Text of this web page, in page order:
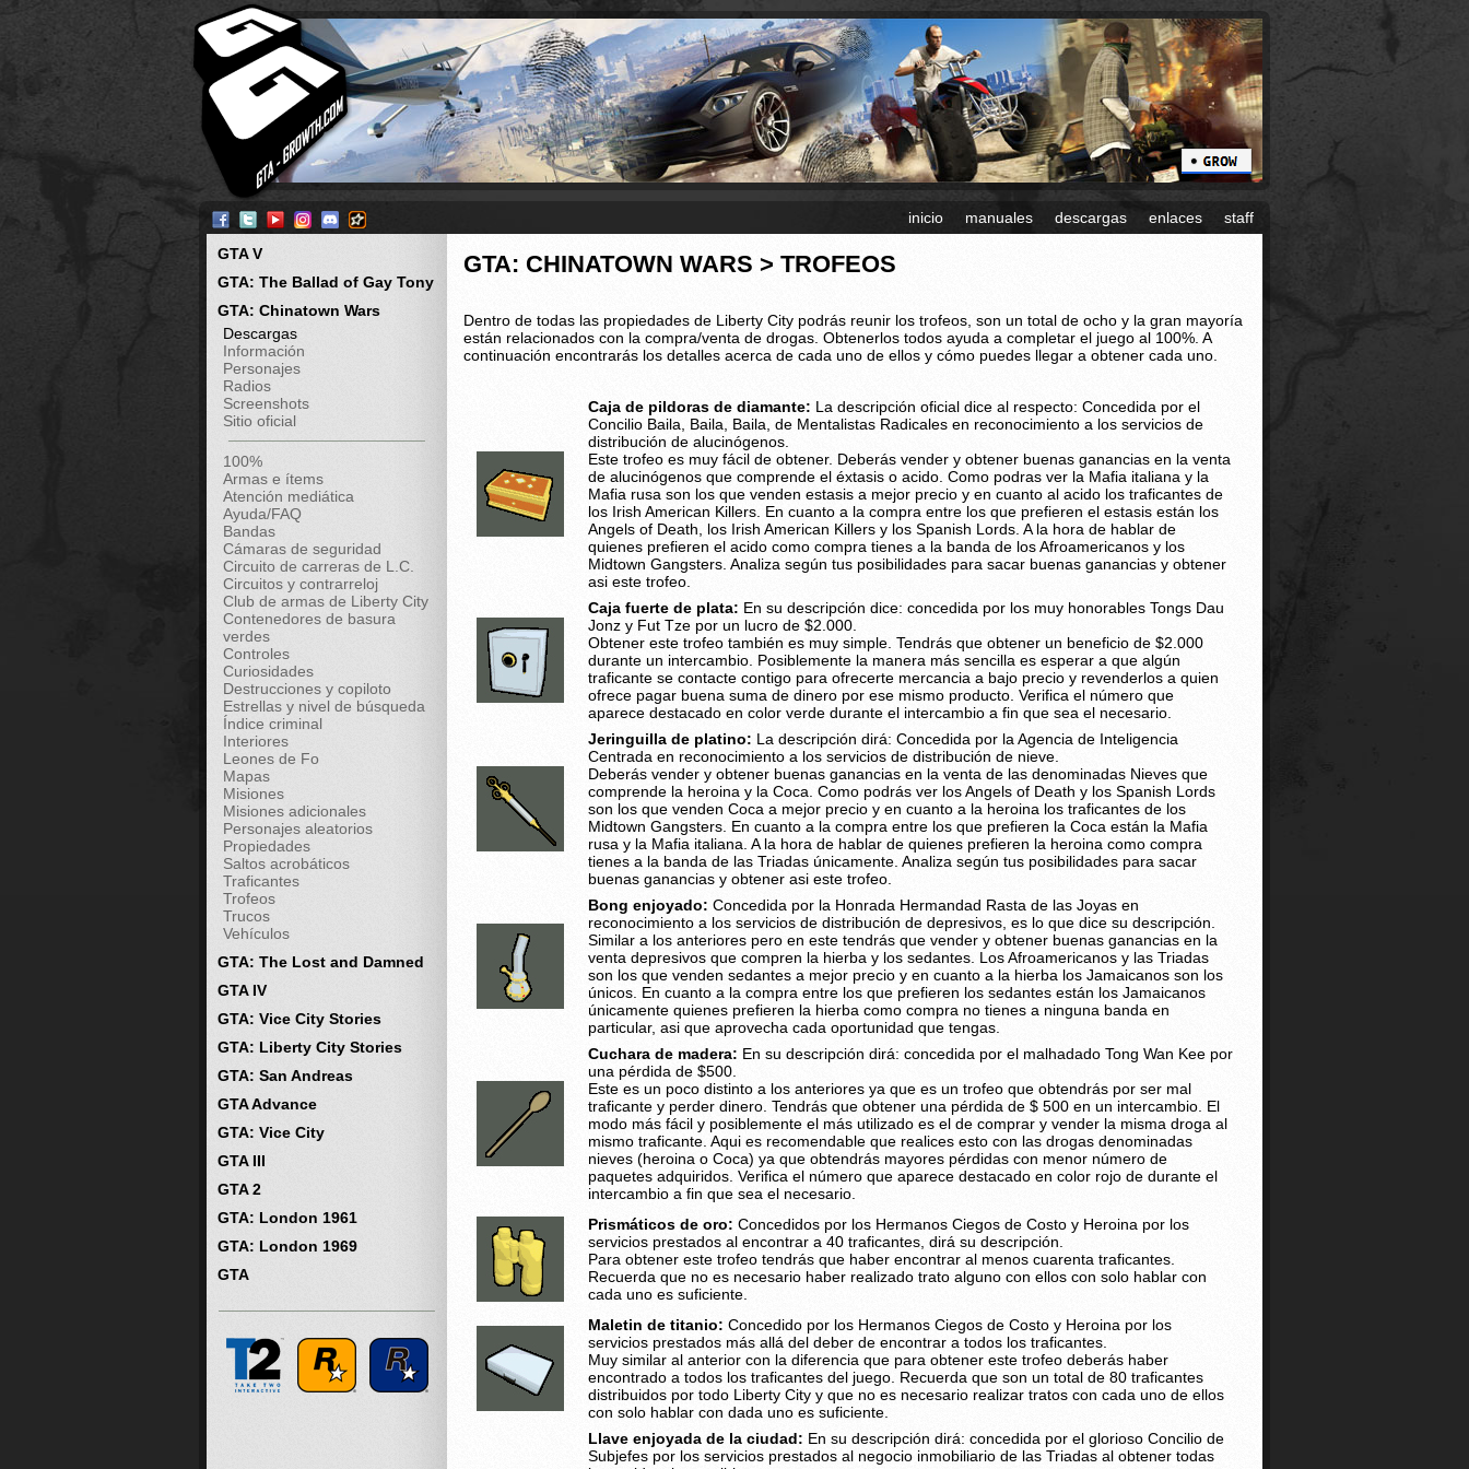
inicio manuales descargas enlaces staff
GTA V
GTA: The Ballad of Gay Tony
GTA: Chinatown Wars
Descargas
Información
Personajes
Radios
Screenshots
Sitio oficial
100%
Armas e ítems
Atención mediática
Ayuda/FAQ
Bandas
Cámaras de seguridad
Circuito de carreras de L.C.
Circuitos y contrarreloj
Club de armas de Liberty City
Contenedores de basura
verdes
Controles
Curiosidades
Destrucciones y copiloto
Estrellas y nivel de búsqueda
Índice criminal
Interiores
Leones de Fo
Mapas
Misiones
Misiones adicionales
Personajes aleatorios
Propiedades
Saltos acrobáticos
Traficantes
Trofeos
Trucos
Vehículos
GTA: The Lost and Damned
GTA IV
GTA: Vice City Stories
GTA: Liberty City Stories
GTA: San Andreas
GTA Advance
GTA: Vice City
GTA III
GTA 2
GTA: London 1961
GTA: London 1969
GTA
GTA: CHINATOWN WARS > TROFEOS
Dentro de todas las propiedades de Liberty City podrás reunir los trofeos, son un total de ocho y la gran mayoría
están relacionados con la compra/venta de drogas. Obtenerlos todos ayuda a completar el juego al 100%. A
continuación encontrarás los detalles acerca de cada uno de ellos y cómo puedes llegar a obtener cada uno.
Caja de pildoras de diamante: La descripción oficial dice al respecto: Concedida por el
Concilio Baila, Baila, Baila, de Mentalistas Radicales en reconocimiento a los servicios de
distribución de alucinógenos.
Este trofeo es muy fácil de obtener. Deberás vender y obtener buenas ganancias en la venta
de alucinógenos que comprende el éxtasis o acido. Como podras ver la Mafia italiana y la
Mafia rusa son los que venden estasis a mejor precio y en cuanto al acido los traficantes de
los Irish American Killers. En cuanto a la compra entre los que prefieren el estasis están los
Angels of Death, los Irish American Killers y los Spanish Lords. A la hora de hablar de
quienes prefieren el acido como compra tienes a la banda de los Afroamericanos y los
Midtown Gangsters. Analiza según tus posibilidades para sacar buenas ganancias y obtener
asi este trofeo.
Caja fuerte de plata: En su descripción dice: concedida por los muy honorables Tongs Dau
Jonz y Fut Tze por un lucro de $2.000.
Obtener este trofeo también es muy simple. Tendrás que obtener un beneficio de $2.000
durante un intercambio. Posiblemente la manera más sencilla es esperar a que algún
traficante se contacte contigo para ofrecerte mercancia a bajo precio y revenderlos a quien
ofrece pagar buena suma de dinero por ese mismo producto. Verifica el número que
aparece destacado en color verde durante el intercambio a fin que sea el necesario.
Jeringuilla de platino: La descripción dirá: Concedida por la Agencia de Inteligencia
Centrada en reconocimiento a los servicios de distribución de nieve.
Deberás vender y obtener buenas ganancias en la venta de las denominadas Nieves que
comprende la heroina y la Coca. Como podrás ver los Angels of Death y los Spanish Lords
son los que venden Coca a mejor precio y en cuanto a la heroina los traficantes de los
Midtown Gangsters. En cuanto a la compra entre los que prefieren la Coca están la Mafia
rusa y la Mafia italiana. A la hora de hablar de quienes prefieren la heroina como compra
tienes a la banda de las Triadas únicamente. Analiza según tus posibilidades para sacar
buenas ganancias y obtener asi este trofeo.
Bong enjoyado: Concedida por la Honrada Hermandad Rasta de las Joyas en
reconocimiento a los servicios de distribución de depresivos, es lo que dice su descripción.
Similar a los anteriores pero en este tendrás que vender y obtener buenas ganancias en la
venta depresivos que compren la hierba y los sedantes. Los Afroamericanos y las Triadas
son los que venden sedantes a mejor precio y en cuanto a la hierba los Jamaicanos son los
únicos. En cuanto a la compra entre los que prefieren los sedantes están los Jamaicanos
únicamente quienes prefieren la hierba como compra no tienes a ninguna banda en
particular, asi que aprovecha cada oportunidad que tengas.
Cuchara de madera: En su descripción dirá: concedida por el malhadado Tong Wan Kee por
una pérdida de $500.
Este es un poco distinto a los anteriores ya que es un trofeo que obtendrás por ser mal
traficante y perder dinero. Tendrás que obtener una pérdida de $ 500 en un intercambio. El
modo más fácil y posiblemente el más utilizado es el de comprar y vender la misma droga al
mismo traficante. Aqui es recomendable que realices esto con las drogas denominadas
nieves (heroina o Coca) ya que obtendrás mayores pérdidas con menor número de
paquetes adquiridos. Verifica el número que aparece destacado en color rojo de durante el
intercambio a fin que sea el necesario.
Prismáticos de oro: Concedidos por los Hermanos Ciegos de Costo y Heroina por los
servicios prestados al encontrar a 40 traficantes, dirá su descripción.
Para obtener este trofeo tendrás que haber encontrar al menos cuarenta traficantes.
Recuerda que no es necesario haber realizado trato alguno con ellos con solo hablar con
cada uno es suficiente.
Maletin de titanio: Concedido por los Hermanos Ciegos de Costo y Heroina por los
servicios prestados más allá del deber de encontrar a todos los traficantes.
Muy similar al anterior con la diferencia que para obtener este trofeo deberás haber
encontrado a todos los traficantes del juego. Recuerda que son un total de 80 traficantes
distribuidos por todo Liberty City y que no es necesario realizar tratos con cada uno de ellos
con solo hablar con dada uno es suficiente.
Llave enjoyada de la ciudad: En su descripción dirá: concedida por el glorioso Concilio de
Subjefes por los servicios prestados al negocio inmobiliario de las Triadas al obtener todas